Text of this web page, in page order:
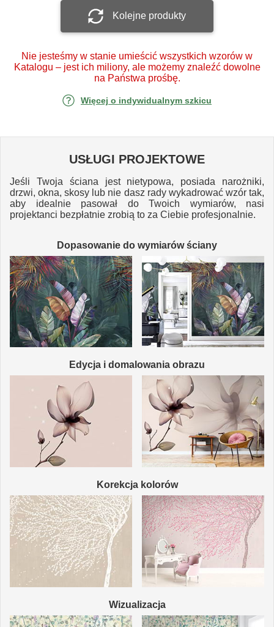
Kolejne produkty
Nie jesteśmy w stanie umieścić wszystkich wzorów w
Katalogu – jest ich miliony, ale możemy znaleźć dowolne
na Państwa prośbę.
Więcej o indywidualnym szkicu
USŁUGI PROJEKTOWE
Jeśli Twoja ściana jest nietypowa, posiada narożniki,
drzwi, okna, skosy lub nie dasz rady wykadrować wzór tak,
aby idealnie pasował do Twoich wymiarów, nasi
projektanci bezpłatnie zrobią to za Ciebie profesjonalnie.
Dopasowanie do wymiarów ściany
Edycja i domalowania obrazu
Korekcja kolorów
Wizualizacja